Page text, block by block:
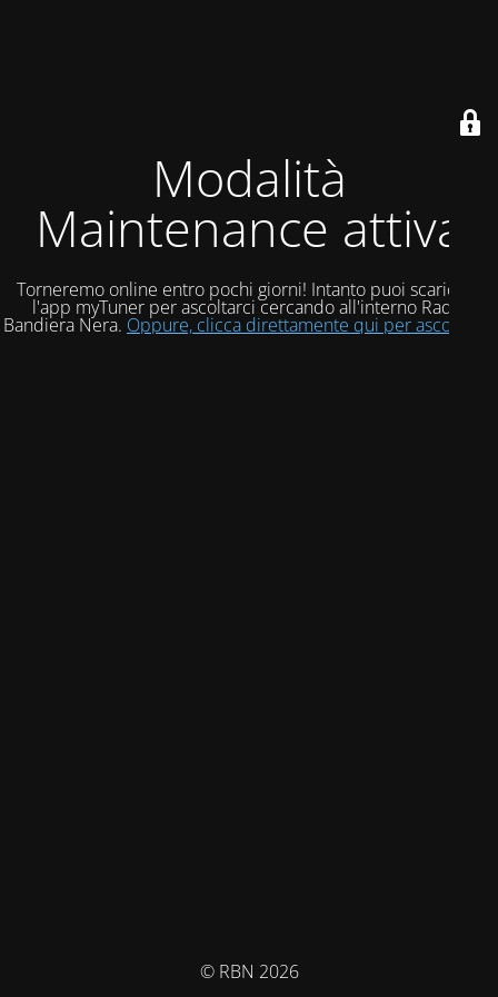
Modalità
Maintenance attiva
Torneremo online entro pochi giorni! Intanto puoi scaricare
l'app myTuner per ascoltarci cercando all'interno Radio
Bandiera Nera. Oppure, clicca direttamente qui per ascoltarci!
© RBN 2026